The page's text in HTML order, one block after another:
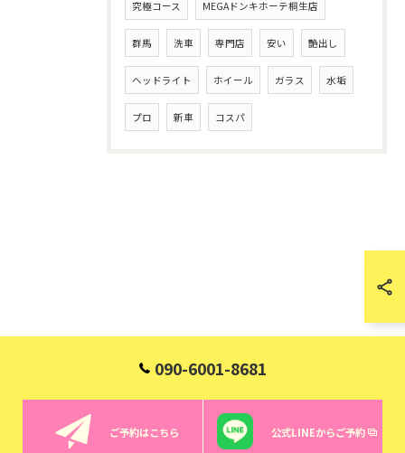
究極コース MEGAドンキホーテ桐生店
群馬 洗車 専門店 安い 艶出し
ヘッドライト ホイール ガラス 水垢
プロ 新車 コスパ
090-6001-8681
ご予約はこちら 公式LINEからご予約